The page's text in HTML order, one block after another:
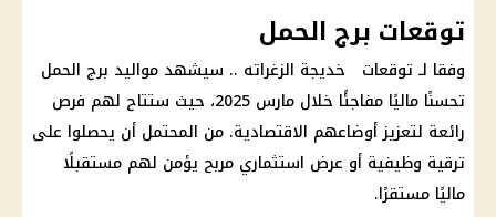
توقعات برج الحمل
وفقا لـ توقعات خديجة الزغراته .. سيشهد مواليد برج الحمل
تحسنًا ماليًا مفاجئًا خلال مارس 2025، حيث ستتاح لهم فرص
رائعة لتعزيز أوضاعهم الاقتصادية. من المحتمل أن يحصلوا على
ترقية وظيفية أو عرض استثماري مربح يؤمن لهم مستقبلًا
ماليًا مستقرًا.